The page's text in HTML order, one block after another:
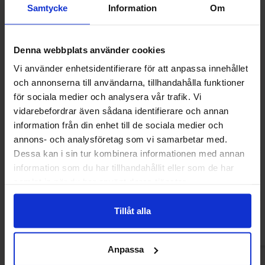
Samtycke Information Om
Denna webbplats använder cookies
Vi använder enhetsidentifierare för att anpassa innehållet
och annonserna till användarna, tillhandahålla funktioner
för sociala medier och analysera vår trafik. Vi
vidarebefordrar även sådana identifierare och annan
information från din enhet till de sociala medier och
annons- och analysföretag som vi samarbetar med.
Dessa kan i sin tur kombinera informationen med annan
information som du har tillhandahållit eller som de har
Tillåt alla
Anpassa
-36%
Haribo Persikor 100g Grahns Sega